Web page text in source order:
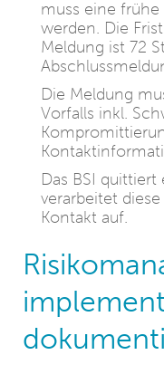
muss eine
werden. Die
Meldung ist 72
Die Meldung
Vorfalls inkl.
Das BSI
verarbeitet
Kontakt auf.